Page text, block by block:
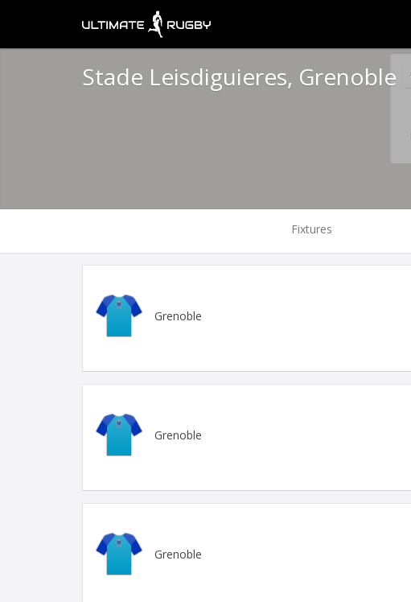
Stade Leisdiguieres, Grenoble
Fixtures
Grenoble
Grenoble
Grenoble